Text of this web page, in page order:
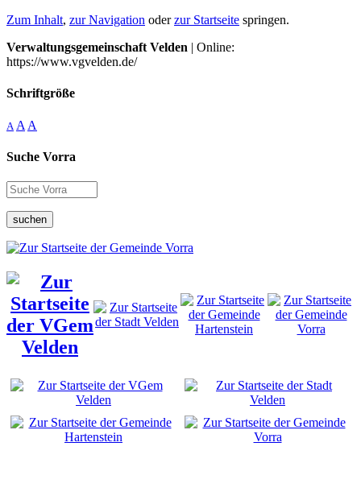
Zum Inhalt, zur Navigation oderzur Startseite springen.
Verwaltungsgemeinschaft Velden | Online:
https://www.vgvelden.de/
Schriftgröße
A A A
Suche Vorra
suchen